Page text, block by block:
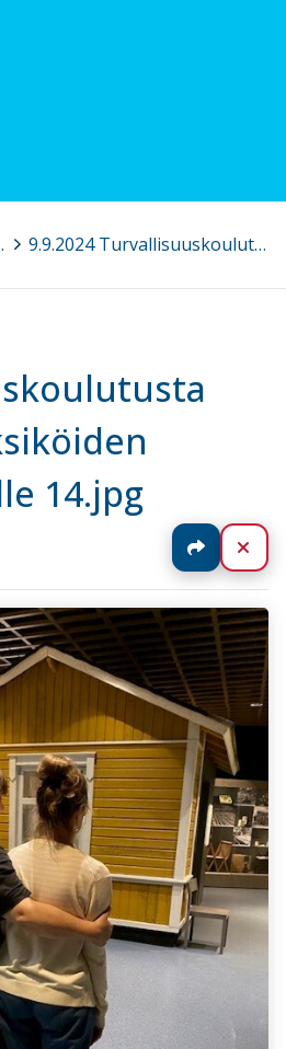
Pori > 9.9.2024 Turvallisuuskoulutusta kulttuuriyksiköiden henkilöstölle 14.jpg
14.jpg
Jaa